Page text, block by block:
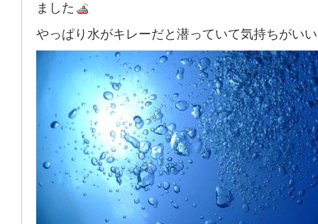
ました
やっぱり水がキレーだと潜っていて気持ちがい